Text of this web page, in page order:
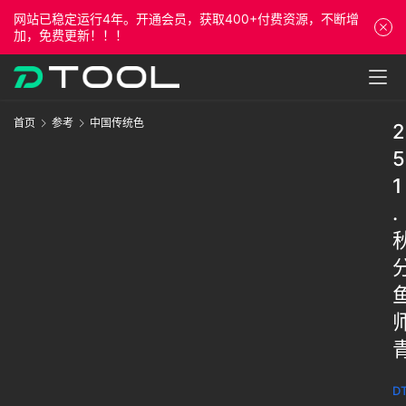
网站已稳定运行4年。开通会员，获取400+付费资源，不断增
加，免费更新！！！
首页 参考 中国传统色
2
5
1
.